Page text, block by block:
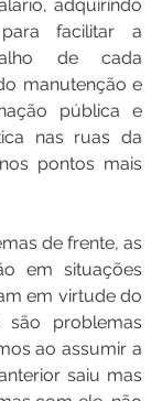
adquirindo
facilitar a
de cada
manutenção e
pública e
nas ruas da
pontos mais
de frente, as
em situações
em virtude do
são problemas
ao assumir a
saiu mas